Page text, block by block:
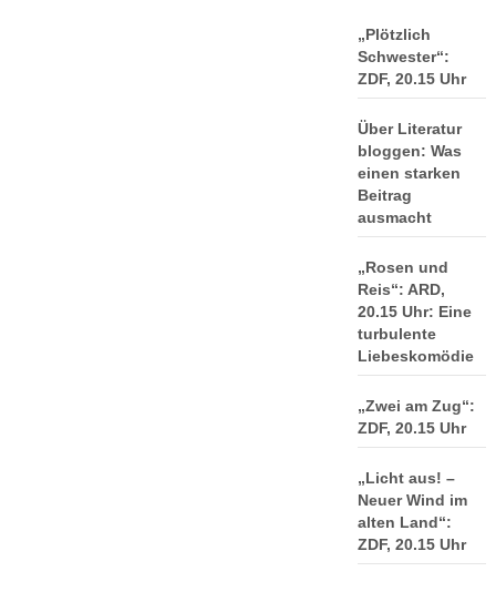
„Plötzlich
Schwester“:
ZDF, 20.15 Uhr
Über Literatur
bloggen: Was
einen starken
Beitrag
ausmacht
„Rosen und
Reis“: ARD,
20.15 Uhr: Eine
turbulente
Liebeskomödie
„Zwei am Zug“:
ZDF, 20.15 Uhr
„Licht aus! –
Neuer Wind im
alten Land“:
ZDF, 20.15 Uhr